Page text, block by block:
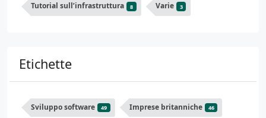
Tutorial sull’infrastruttura 8 Varie 3
Etichette
Sviluppo software 49 Imprese britanniche 46